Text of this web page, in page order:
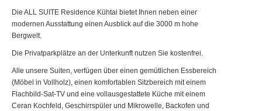
Die ALL SUITE Residence Kühtai bietet Ihnen neben einer
modernen Ausstattung einen Ausblick auf die 3000 m hohe
Bergwelt.
Die Privatparkplätze an der Unterkunft nutzen Sie kostenfrei.
Alle unsere Suiten, verfügen über einen gemütlichen Essbereich
(Möbel in Vollholz), einen komfortablen Sitzbereich mit einem
Flachbild-Sat-TV und eine vollausgestattete Küche mit einem
Ceran Kochfeld, Geschirrspüler und Mikrowelle, Backofen und